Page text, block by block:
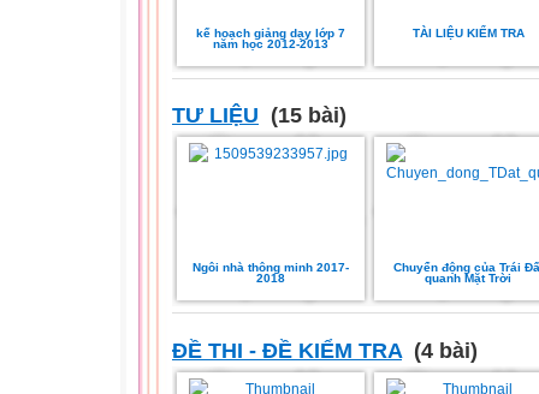
kế hoạch giảng dạy lớp 7
năm học 2012-2013
TÀI LIỆU KIỂM TRA
TƯ LIỆU (15 bài)
Ngôi nhà thông minh 2017-
2018
Chuyển động của Trái
quanh Mặt Trời
ĐỀ THI - ĐỀ KIỂM TRA (4 bài)